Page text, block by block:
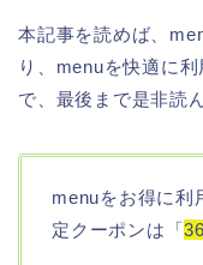
本記事を読めば、
り、menuを快適に
で、最後まで是非読
menuをお得に利
定クーポンは「